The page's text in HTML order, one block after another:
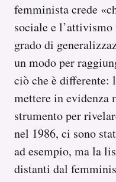
femminista crede
sociale e
grado di
un modo per
ciò che è differente:
mettere in evidenza
strumento per
nel 1986, ci sono
ad esempio, ma la
distanti dal